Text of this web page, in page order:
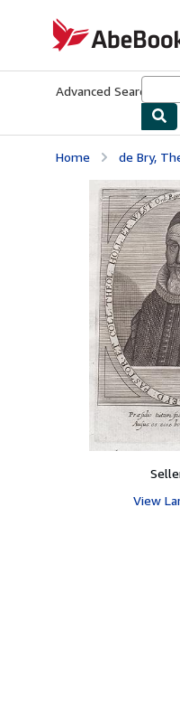
AbeBooks.com
Advanced Search
Home de Bry,
View